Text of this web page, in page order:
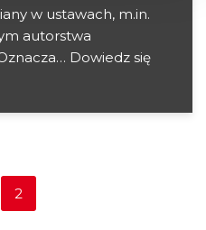
w ustawach, m.in.
autorstwa
Dowiedz się
2